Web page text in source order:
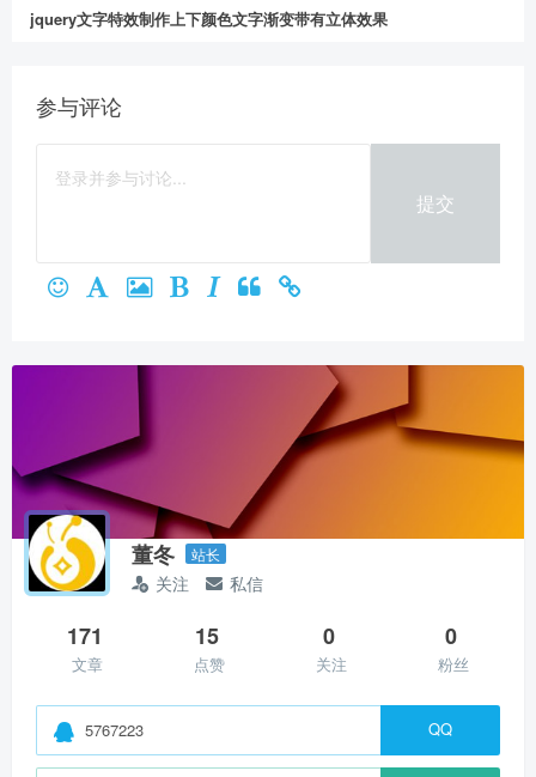
jquery文字特效制作上下颜色文字渐变带有立体效果
参与评论
提交
董冬 站长
关注 私信
171
文章
15
点赞
0
关注
0
粉丝
5767223 QQ